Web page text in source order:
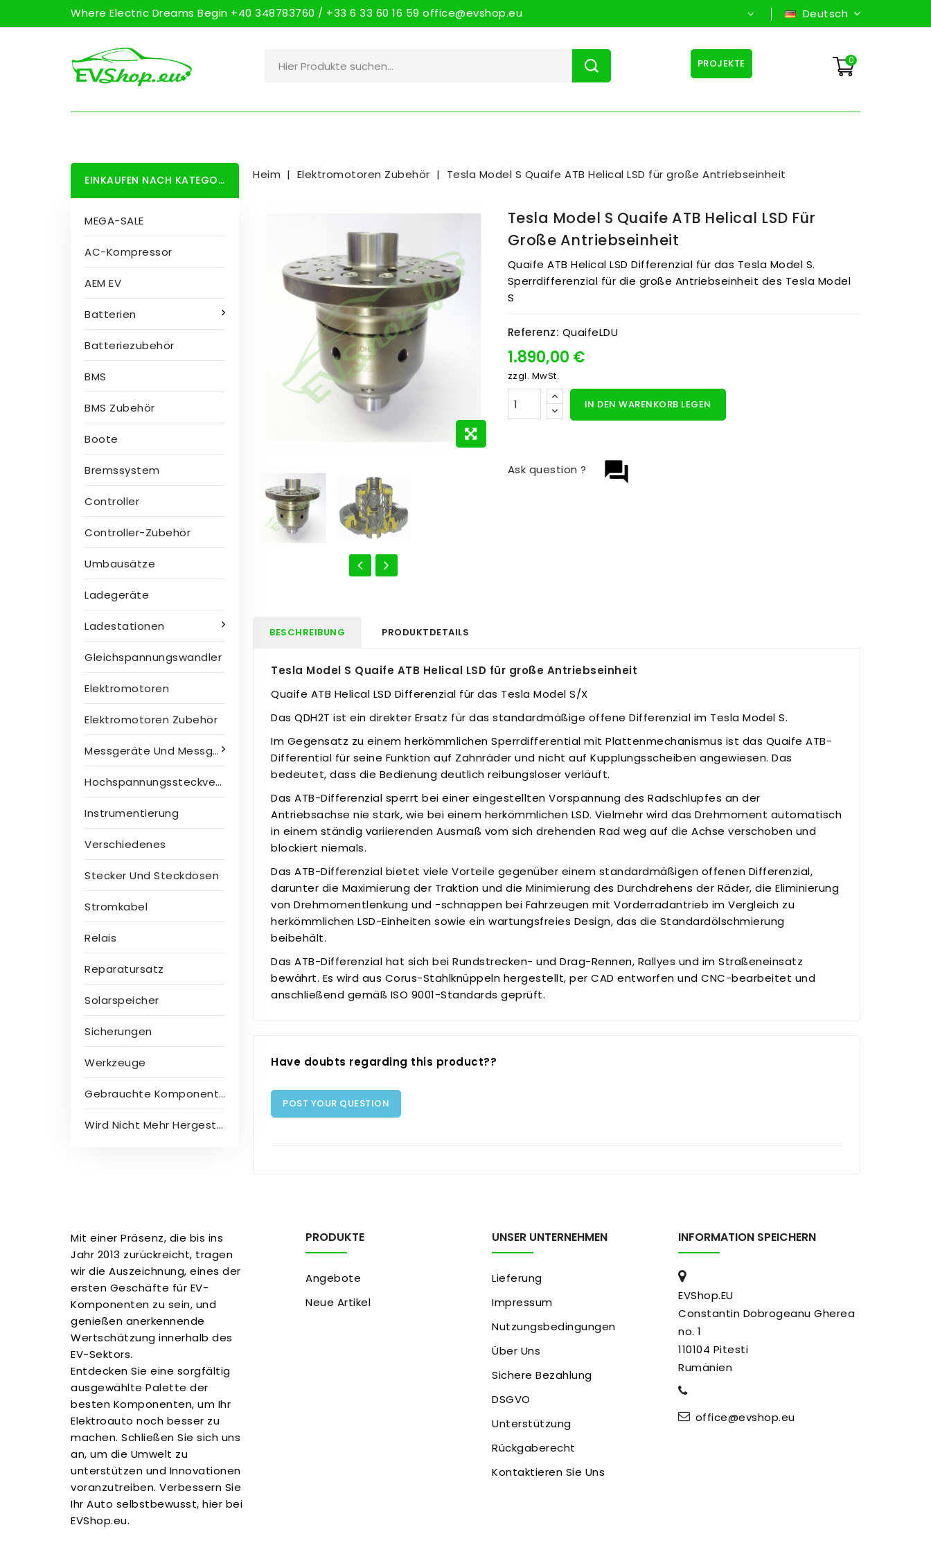
Where Electric Dreams Begin +40 348783760 / +33 6 33 60 16 59 office@evshop.eu Deutsch
0
PROJEKTE
EINKAUFEN NACH KATEGORIE
MEGA-SALE
AC-Kompressor
AEM EV
Batterien
Batteriezubehör
BMS
BMS Zubehör
Boote
Bremssystem
Controller
Controller-Zubehör
Umbausätze
Ladegeräte
Ladestationen
Gleichspannungswandler
Elektromotoren
Elektromotoren Zubehör
Messgeräte Und Messgeräte
Hochspannungssteckverbinder
Instrumentierung
Verschiedenes
Stecker Und Steckdosen
Stromkabel
Relais
Reparatursatz
Solarspeicher
Sicherungen
Werkzeuge
Gebrauchte Komponenten
Wird Nicht Mehr Hergestellt
Heim Elektromotoren Zubehör Tesla Model S Quaife ATB Helical LSD für große Antriebseinheit
Tesla Model S Quaife ATB Helical LSD Für
Große Antriebseinheit
Quaife ATB Helical LSD Differenzial für das Tesla Model S.
Sperrdifferenzial für die große Antriebseinheit des Tesla Model
S
Referenz: QuaifeLDU
1.890,00 €
zzgl. MwSt.
IN DEN WARENKORB LEGEN
question_answer
Ask question ?
BESCHREIBUNG PRODUKTDETAILS
Tesla Model S Quaife ATB Helical LSD für große Antriebseinheit
Quaife ATB Helical LSD Differenzial für das Tesla Model S/X
Das QDH2T ist ein direkter Ersatz für das standardmäßige offene Differenzial im Tesla Model S.
Im Gegensatz zu einem herkömmlichen Sperrdifferential mit Plattenmechanismus ist das Quaife ATB-
Differential für seine Funktion auf Zahnräder und nicht auf Kupplungsscheiben angewiesen. Das
bedeutet, dass die Bedienung deutlich reibungsloser verläuft.
Das ATB-Differenzial sperrt bei einer eingestellten Vorspannung des Radschlupfes an der
Antriebsachse nie stark, wie bei einem herkömmlichen LSD. Vielmehr wird das Drehmoment automatisch
in einem ständig variierenden Ausmaß vom sich drehenden Rad weg auf die Achse verschoben und
blockiert niemals.
Das ATB-Differenzial bietet viele Vorteile gegenüber einem standardmäßigen offenen Differenzial,
darunter die Maximierung der Traktion und die Minimierung des Durchdrehens der Räder, die Eliminierung
von Drehmomentlenkung und -schnappen bei Fahrzeugen mit Vorderradantrieb im Vergleich zu
herkömmlichen LSD-Einheiten sowie ein wartungsfreies Design, das die Standardölschmierung
beibehält.
Das ATB-Differenzial hat sich bei Rundstrecken- und Drag-Rennen, Rallyes und im Straßeneinsatz
bewährt. Es wird aus Corus-Stahlknüppeln hergestellt, per CAD entworfen und CNC-bearbeitet und
anschließend gemäß ISO 9001-Standards geprüft.
Have doubts regarding this product??
POST YOUR QUESTION
Mit einer Präsenz, die bis ins
Jahr 2013 zurückreicht, tragen
wir die Auszeichnung, eines der
ersten Geschäfte für EV-
Komponenten zu sein, und
genießen anerkennende
Wertschätzung innerhalb des
EV-Sektors.
Entdecken Sie eine sorgfältig
ausgewählte Palette der
besten Komponenten, um Ihr
Elektroauto noch besser zu
machen. Schließen Sie sich uns
an, um die Umwelt zu
unterstützen und Innovationen
voranzutreiben. Verbessern Sie
Ihr Auto selbstbewusst, hier bei
EVShop.eu.
PRODUKTE
Angebote
Neue Artikel
UNSER UNTERNEHMEN
Lieferung
Impressum
Nutzungsbedingungen
Über Uns
Sichere Bezahlung
DSGVO
Unterstützung
Rückgaberecht
Kontaktieren Sie Uns
INFORMATION SPEICHERN
EVShop.EU
Constantin Dobrogeanu Gherea
no. 1
110104 Pitesti
Rumänien
office@evshop.eu